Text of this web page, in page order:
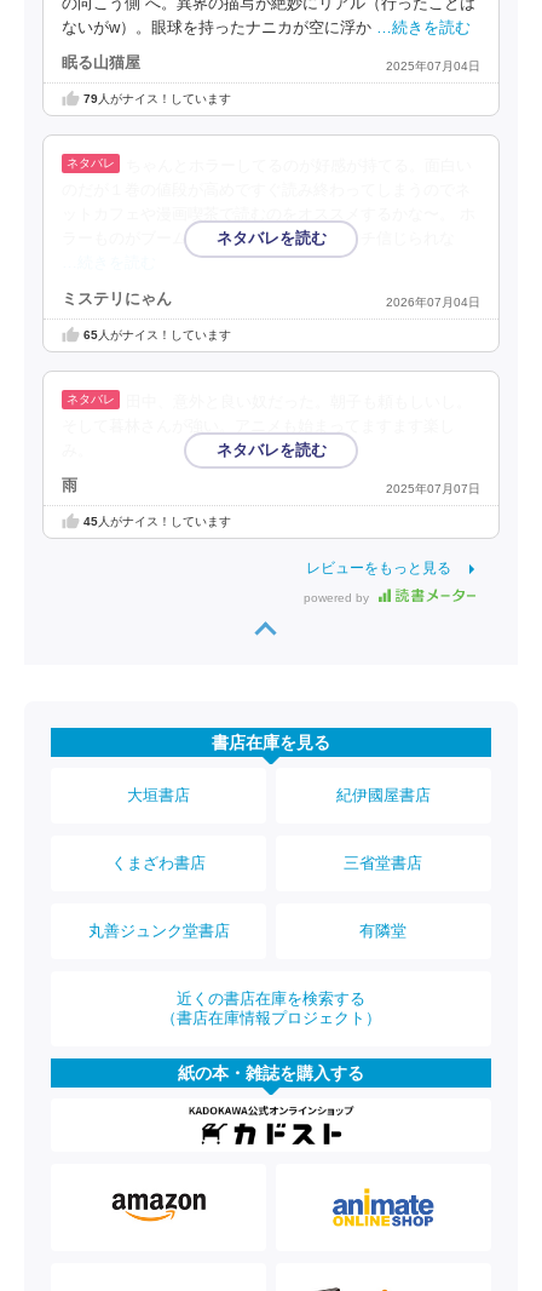
ないがw）。眼球を持ったナニカが空に浮か
…続きを読む
眠る山猫屋 2025年07月04日
79人がナイス！しています
ラーものがブームになっているのがイマイチ信じられな
ミステリにゃん 2026年07月04日
65人がナイス！しています
雨 2025年07月07日
45人がナイス！しています
レビューをもっと見る
powered by
書店在庫を見る
大垣書店 紀伊國屋書店
くまざわ書店 三省堂書店
丸善ジュンク堂書店 有隣堂
近くの書店在庫を検索する
（書店在庫情報プロジェクト）
紙の本・雑誌を購入する